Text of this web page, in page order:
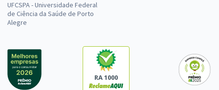
UFCSPA - Universidade Federal
de Ciência da Saúde de Porto
Alegre
RA 1000